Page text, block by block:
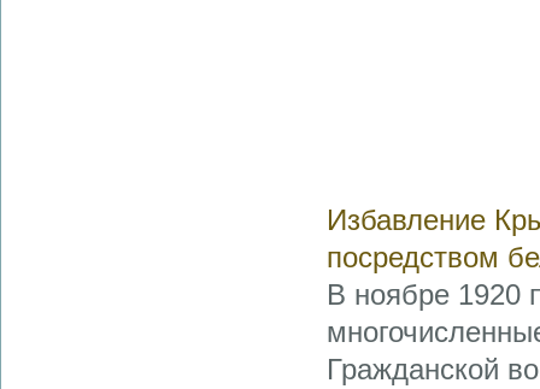
Избавление
посредством
В ноябре 1920
Гражданской